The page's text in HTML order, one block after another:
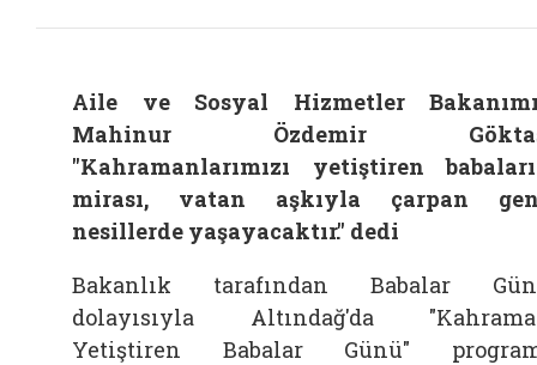
Aile ve Sosyal Hizmetler
Mahinur Özdemir
"Kahramanlarımızı yetiştiren
mirası, vatan aşkıyla çarpan
nesillerde yaşayacaktır." dedi
Bakanlık tarafından Babalar
dolayısıyla Altındağ'da
Yetiştiren Babalar Günü"